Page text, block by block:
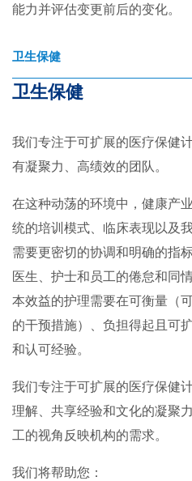
能力并评估变更前后的变化。
卫生保健
卫生保健
我们专注于可扩展的医疗保健
有凝聚力、高绩效的团队。
在这种动荡的环境中，健康产
统的培训模式、临床表现以及
需要更密切的协调和明确的指
医生、护士和员工的倦怠和同
本效益的护理需要在可衡量（
的干预措施）、负担得起且可
和认可经验。
我们专注于可扩展的医疗保健
理解、共享经验和文化的凝聚
工的视角反映机构的需求。
我们将帮助您：